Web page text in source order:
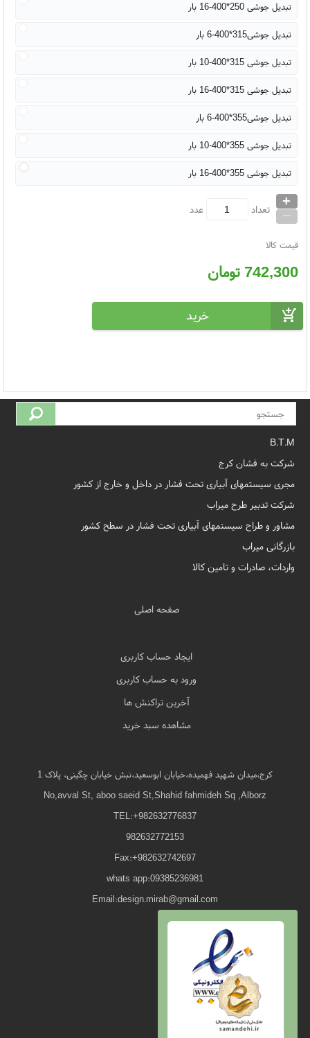
تبدیل جوشی 250*400-16 بار
تبدیل جوشی315*400-6 بار
تبدیل جوشی 315*400-10 بار
تبدیل جوشی 315*400-16 بار
تبدیل جوشی355*400-6 بار
تبدیل جوشی 355*400-10 بار
تبدیل جوشی 355*400-16 بار
تعداد +
_ عدد
قیمت کالا
742,300 تومان
B.T.M
شرکت به فشان کرج
مجری سیستمهای آبیاری تحت فشار در داخل و خارج از کشور
شرکت تدبیر طرح میراب
مشاور و طراح سیستمهای آبیاری تحت فشار در سطح کشور
بازرگانی میراب
واردات، صادرات و تامین کالا
صفحه اصلی
ایجاد حساب کاربری
ورود به حساب کاربری
آخرین تراکنش ها
مشاهده سبد خرید
کرج،میدان شهید فهمیده،خیابان ابوسعید،نبش خیابان چگینی، پلاک 1
No,avval St, aboo saeid St,Shahid fahmideh Sq ,Alborz
TEL:+982632776837
982632772153
Fax:+982632742697
whats app:09385236981
Email:design.mirab@gmail.com